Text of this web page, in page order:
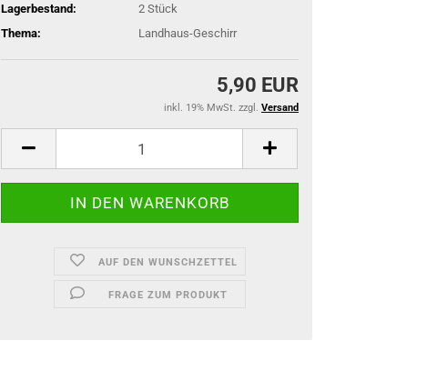
Lagerbestand: 2Stück
Thema:
Landhaus-Geschirr
5,90 EUR
inkl. 19% MwSt. zzgl. Versand
AUF DEN WUNSCHZETTEL
FRAGE ZUM PRODUKT